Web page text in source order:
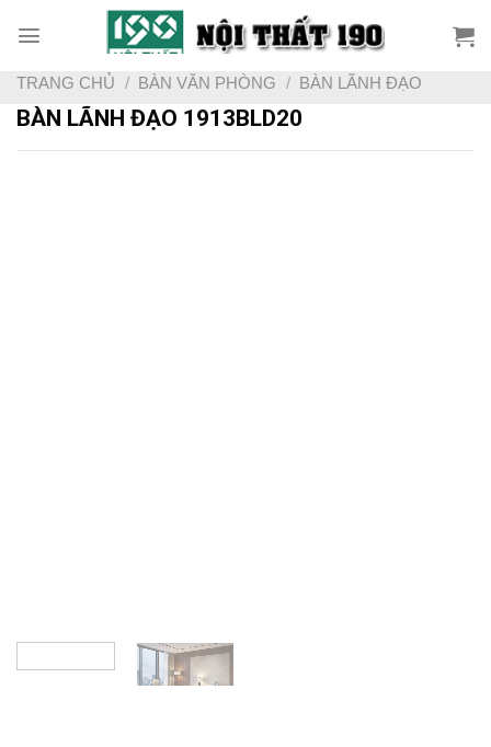
TRANG CHỦ / BÀN VĂN PHÒNG / BÀN LÃNH ĐẠO
BÀN LÃNH ĐẠO 1913BLD20